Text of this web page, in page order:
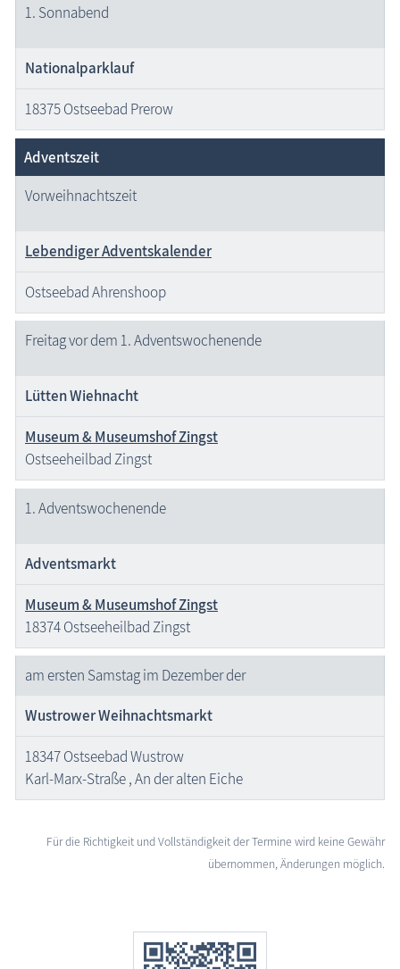
1. Sonnabend
Nationalparklauf
18375 Ostseebad Prerow
Adventszeit
Vorweihnachtszeit
Lebendiger Adventskalender
Ostseebad Ahrenshoop
Freitag vor dem 1. Advents­wochenende
Lütten Wiehnacht
Museum & Museumshof Zingst
Ostseeheilbad Zingst
1. Advents­wochenende
Adventsmarkt
Museum & Museumshof Zingst
18374 Ostseeheilbad Zingst
am ersten Samstag im Dezember der
Wustrower Weihnachtsmarkt
18347 Ostseebad Wustrow
Karl-Marx-Straße , An der alten Eiche
Für die Richtigkeit und Vollständigkeit der Termine wird keine Gewähr
übernommen, Änderungen möglich.